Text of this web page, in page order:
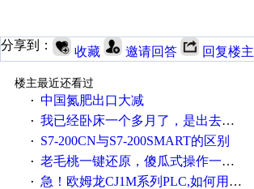
分享到： 收藏 邀请回答 回复楼主
楼主最近还看过
· 中国氮肥出口大减
· 我已经卧床一个多月了，是出去安装机械手在高速遭遇车祸所致:大家工作都要特别注意啊
· S7-200CN与S7-200SMART的区别
· 老毛桃一键还原，傻瓜式操作一键轻松备份还原；程序为向导式安装，一键即可实现自动备份或还原系统。
· 急！欧姆龙CJ1M系列PLC,如何用时间控制变频器。要求时间在组态王中可以自由输入！拜托各位大神了！